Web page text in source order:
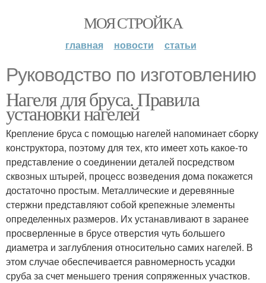
МОЯ СТРОЙКА
главная новости статьи
Руководство по изготовлению
Нагеля для бруса. Правила
установки нагелей
Крепление бруса с помощью нагелей напоминает сборку
конструктора, поэтому для тех, кто имеет хоть какое-то
представление о соединении деталей посредством
сквозных штырей, процесс возведения дома покажется
достаточно простым. Металлические и деревянные
стержни представляют собой крепежные элементы
определенных размеров. Их устанавливают в заранее
просверленные в брусе отверстия чуть большего
диаметра и заглубления относительно самих нагелей. В
этом случае обеспечивается равномерность усадки
сруба за счет меньшего трения сопряженных участков.